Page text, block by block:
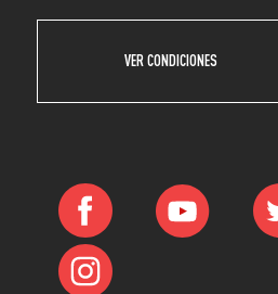
VER CONDICIONES